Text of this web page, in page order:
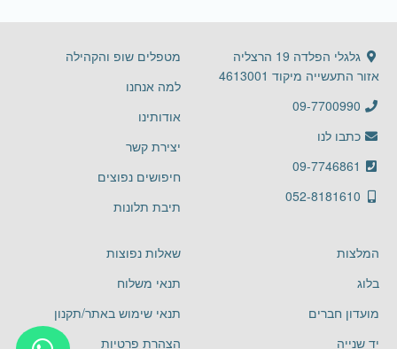
גלגלי הפלדה 19 הרצליה
אזור התעשייה מיקוד 4613001
09-7700990
כתבו לנו
09-7746861
052-8181610
מטפלים שופ והקהילה
למה אנחנו
אודותינו
יצירת קשר
חיפושים נפוצים
תיבת תלונות
המלצות
בלוג
מועדון חברים
יד שנייה
שאלות נפוצות
תנאי משלוח
תנאי שימוש באתר/תקנון
הצהרת פרטיות